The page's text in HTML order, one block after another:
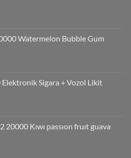
Watermelon Bubble Gum
Elektronik Sigara + Vozol Likit
20000 Kıwı passıon fruıt guava